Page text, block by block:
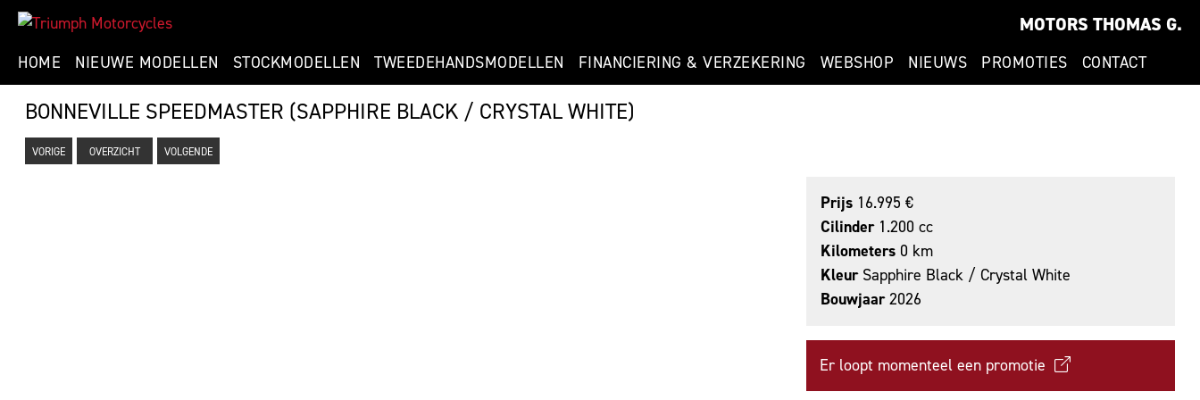
MOTORS THOMAS G.
HOME NIEUWE MODELLEN STOCKMODELLEN TWEEDEHANDSMODELLEN FINANCIERING & VERZEKERING WEBSHOP NIEUWS PROMOTIES CONTACT
BONNEVILLE SPEEDMASTER (SAPPHIRE BLACK / CRYSTAL WHITE)
VORIGE OVERZICHT VOLGENDE
Prijs16.995 €
Cilinder1.200 cc
Kilometers0 km
KleurSapphire Black / Crystal White
Bouwjaar2026
Er loopt momenteel een promotie